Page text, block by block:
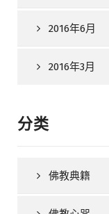
2016年6月
2016年3月
分类
佛教典籍